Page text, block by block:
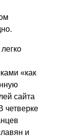
«как
сайта
четверке
и